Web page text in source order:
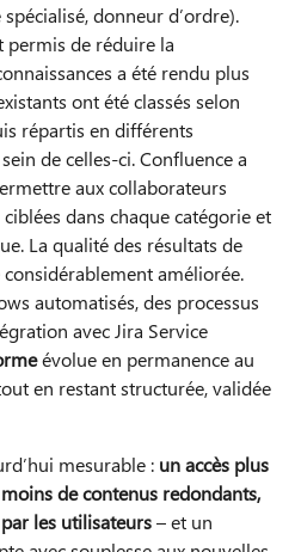
donneur d’ordre).
permis de réduire la
a été rendu plus
ont été classés selon
répartis en différents
de celles-ci. Confluence a
aux collaborateurs
dans chaque catégorie et
La qualité des résultats de
considérablement améliorée.
automatisés, des processus
avec Jira Service
évolue en permanence au
en restant structurée, validée
mesurable : un accès plus
de contenus redondants,
les utilisateurs– et un